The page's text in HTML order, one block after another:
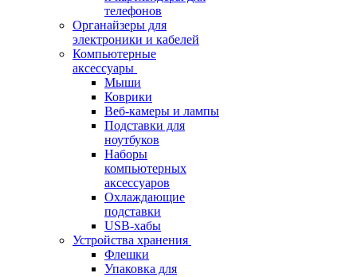
телефонов
Органайзеры для
электроники и кабелей
Компьютерные
аксессуары
Мыши
Коврики
Веб-камеры и лампы
Подставки для
ноутбуков
Наборы
компьютерных
аксессуаров
Охлаждающие
подставки
USB-хабы
Устройства хранения
Флешки
Упаковка для